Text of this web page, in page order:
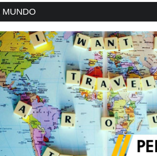
MUNDO